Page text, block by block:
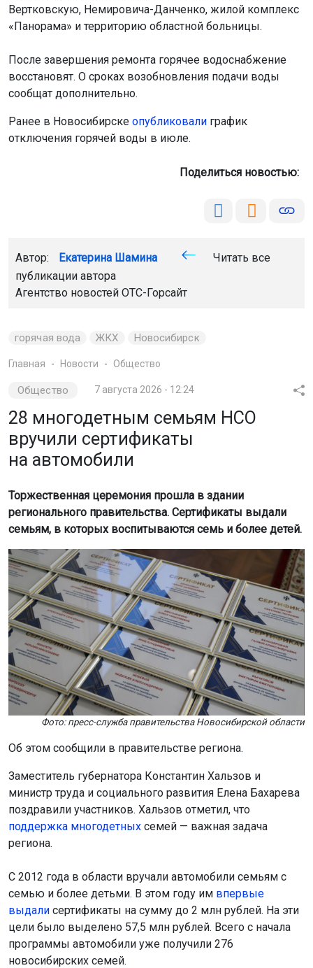
Вертковскую, Немировича-Данченко, жилой комплекс
«Панорама» и территорию областной больницы.
После завершения ремонта горячее водоснабжение
восстановят. О сроках возобновления подачи воды
сообщат дополнительно.
Ранее в Новосибирске опубликовали график
отключения горячей воды в июле.
Поделиться новостью:
Автор: Екатерина Шамина
Читать все
публикации автора
Агентство новостей ОТС-Горсайт
горячая вода ЖКХ Новосибирск
Главная Новости Общество
Общество 7 августа 2026 - 12:24
28 многодетным семьям НСО
вручили сертификаты
на автомобили
Торжественная церемония прошла в здании
регионального правительства. Сертификаты выдали
семьям, в которых воспитываются семь и более детей.
Фото: пресс-служба правительства Новосибирской области
Об этом сообщили в правительстве региона.
Заместитель губернатора Константин Хальзов и
министр труда и социального развития Елена Бахарева
поздравили участников. Хальзов отметил, что
поддержка многодетных семей — важная задача
региона.
С 2012 года в области вручали автомобили семьям с
семью и более детьми. В этом году им впервые
выдали сертификаты на сумму до 2 млн рублей. На эти
цели было выделено 57,5 млн рублей. Всего с начала
программы автомобили уже получили 276
новосибирских семей.